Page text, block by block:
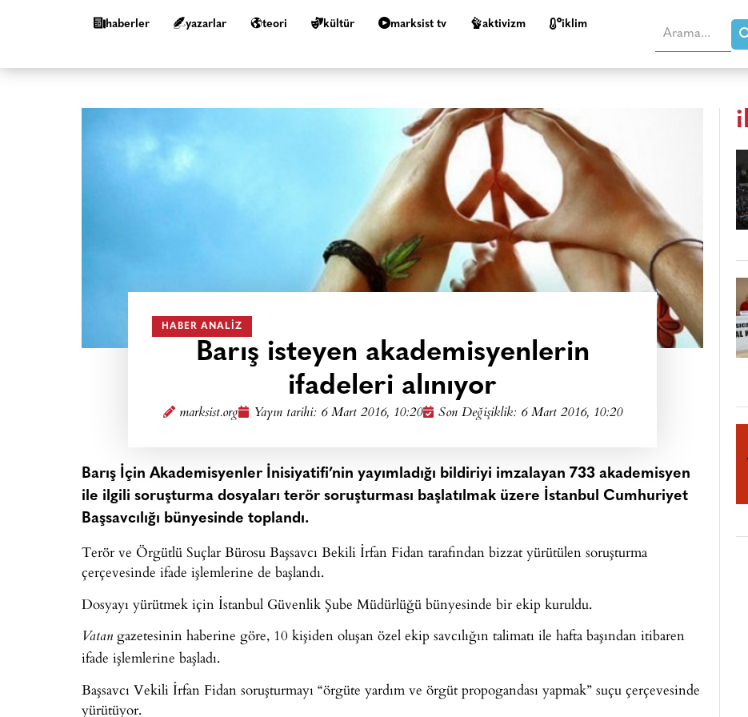
haberler yazarlar teori kültür marksist tv aktivizm i̇klim
HABER ANALIZ
Barış isteyen akademisyenlerin
ifadeleri alınıyor
marksist.org Yayın tarihi: 6 Mart 2016, 10:20 Son Değişiklik: 6 Mart 2016, 10:20
Barış İçin Akademisyenler İnisiyatifi’nin yayımladığı bildiriyi imzalayan 733 akademisyen
ile ilgili soruşturma dosyaları terör soruşturması başlatılmak üzere İstanbul Cumhuriyet
Başsavcılığı bünyesinde toplandı.
Terör ve Örgütlü Suçlar Bürosu Başsavcı Bekili İrfan Fidan tarafından bizzat yürütülen soruşturma
çerçevesinde ifade işlemlerine de başlandı.
Dosyayı yürütmek için İstanbul Güvenlik Şube Müdürlüğü bünyesinde bir ekip kuruldu.
Vatan gazetesinin haberine göre, 10 kişiden oluşan özel ekip savcılığın talimatı ile hafta başından itibaren
ifade işlemlerine başladı.
Başsavcı Vekili İrfan Fidan soruşturmayı “örgüte yardım ve örgüt propogandası yapmak” suçu çerçevesinde
yürütüyor.